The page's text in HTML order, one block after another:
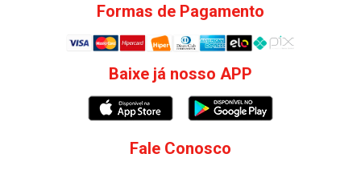
Formas de Pagamento
Baixe já nosso APP
Fale Conosco